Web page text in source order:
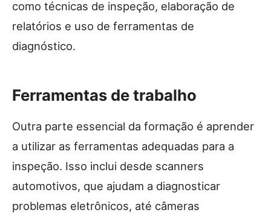
como técnicas de inspeção, elaboração de
relatórios e uso de ferramentas de
diagnóstico.
Ferramentas de trabalho
Outra parte essencial da formação é aprender
a utilizar as ferramentas adequadas para a
inspeção. Isso inclui desde scanners
automotivos, que ajudam a diagnosticar
problemas eletrônicos, até câmeras